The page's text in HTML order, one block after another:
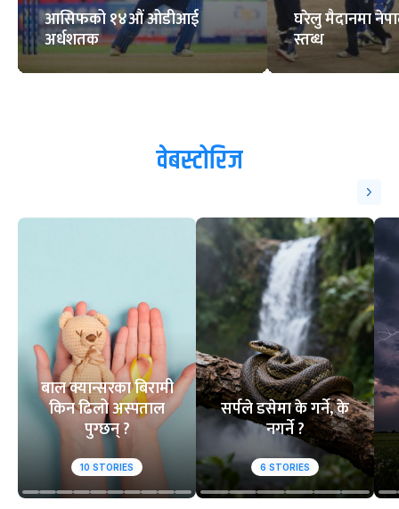
आसिफको १४औं ओडीआई
अर्धशतक
घरेलु मैदानमा
स्तब्ध
वेबस्टोरिज
बाल क्यान्सरका बिरामी
किन ढिलो अस्पताल
पुग्छन् ?
10 STORIES
सर्पले डसेमा के गर्ने, के
नगर्ने ?
6 STORIES